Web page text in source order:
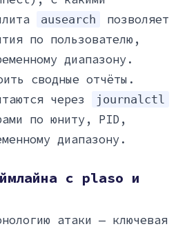
ausearch
позволяет
по пользователю,
диапазону.
сводные отчёты.
через
journalctl
по юниту, PID,
диапазону.
с plaso и
атаки — ключевая